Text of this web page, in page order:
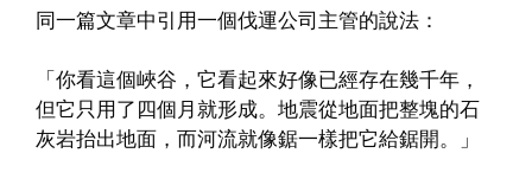
同一篇文章中引用一個伐運公司主管的說法：
「你看這個峽谷，它看起來好像已經存在幾千年，
但它只用了四個月就形成。地震從地面把整塊的石
灰岩抬出地面，而河流就像鋸一樣把它給鋸開。」